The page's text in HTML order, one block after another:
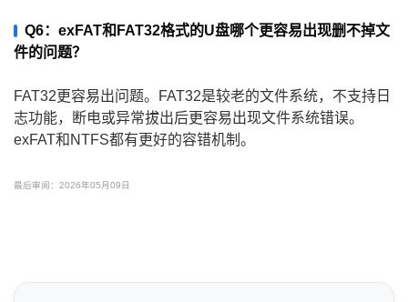
Q6：exFAT和FAT32格式的U盘哪个更容易出现删不掉文
件的问题？
FAT32更容易出问题。FAT32是较老的文件系统，不支持日
志功能，断电或异常拔出后更容易出现文件系统错误。
exFAT和NTFS都有更好的容错机制。
最后审阅：2026年05月09日